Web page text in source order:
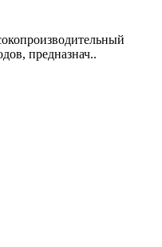
предназнач..